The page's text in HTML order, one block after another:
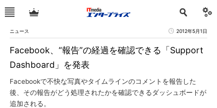
ニュース 2012年5月1日
Facebook、“報告”の経過を確認できる「Support
Dashboard」を発表
Facebookで不快な写真やタイムラインのコメントを報告した
後、その報告がどう処理されたかを確認できるダッシュボードが
追加される。